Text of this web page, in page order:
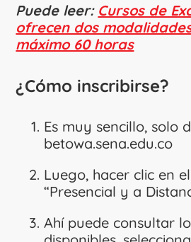
Puede leer: Cursos de
ofrecen dos
máximo 60 horas
¿Cómo inscribirse?
Es muy sencillo, solo
betowa.sena.edu.co
Luego, hacer clic en
“Presencial y a
Ahí puede consultar